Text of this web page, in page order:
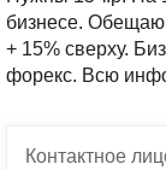
бизнесе. Обещаю
+ 15% сверху.
форекс. Всю
Контактное